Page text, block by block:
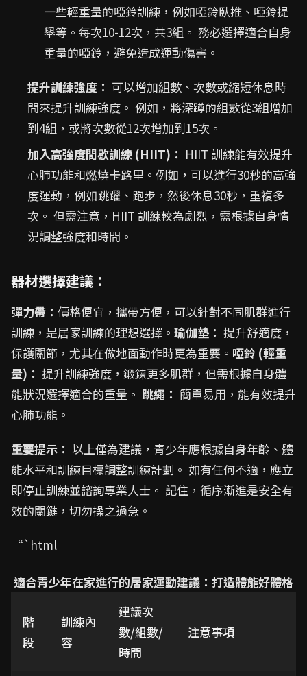
一些輕重量的啞鈴訓練，例如啞鈴臥推、啞鈴提
舉等。每次10-12次，共3組。 務必選擇適合自身
重量的啞鈴，避免造成運動傷害。
提升訓練強度： 可以增加組數、次數或縮短休息時
間來提升訓練強度。 例如，將深蹲的組數從3組增加
到4組，或將次數從12次增加到15次。
加入高強度間歇訓練 (HIIT)： HIIT 訓練能有效提升
心肺功能和燃燒卡路里。例如，可以進行30秒的高強
度運動，例如跳躍、跑步，然後休息30秒，重複多
次。 但需注意，HIIT 訓練較為劇烈，需根據自身情
況調整強度和時間。
器材選擇建議：
彈力帶： 價格便宜，攜帶方便，可以針對不同肌群進行
訓練，是居家訓練的理想選擇。 瑜伽墊： 提升舒適度，
保護關節，尤其在做地面動作時更為重要。 啞鈴 (輕重
量)： 提升訓練強度，鍛鍊更多肌群，但需根據自身體
能狀況選擇適合的重量。 跳繩： 簡單易用，能有效提升
心肺功能。
重要提示： 以上僅為建議，青少年應根據自身年齡、體
能水平和訓練目標調整訓練計劃。 如有任何不適，應立
即停止訓練並諮詢專業人士。 記住，循序漸進是安全有
效的關鍵，切勿操之過急。
“`html
適合青少年在家進行的居家運動建議：打造體能好體格
階
段
訓練內
容
建議次
數/組數/
時間
注意事項